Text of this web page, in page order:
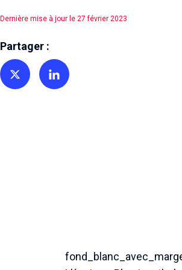
Dernière mise à jour le 27 février 2023
Partager :
Partager sur TwitterPartager sur Linkedin